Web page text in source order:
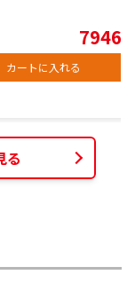
7946
カートに入れる
る